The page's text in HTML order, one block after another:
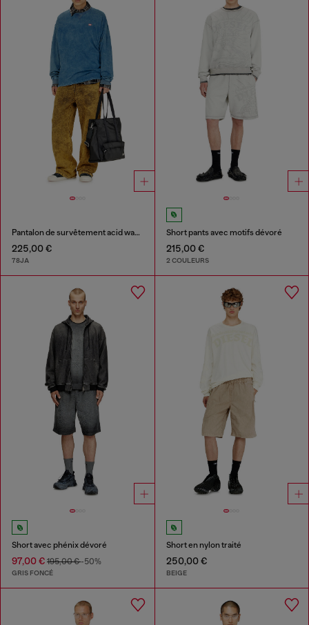
Pantalon de survêtement acid wash à bords bruts
225,00 €
78JA
Short pants avec motifs dévoré
215,00 €
2 COULEURS
Short avec phénix dévoré
97,00 € 195,00 €-50%
GRIS FONCÉ
Short en nylon traité
250,00 €
BEIGE